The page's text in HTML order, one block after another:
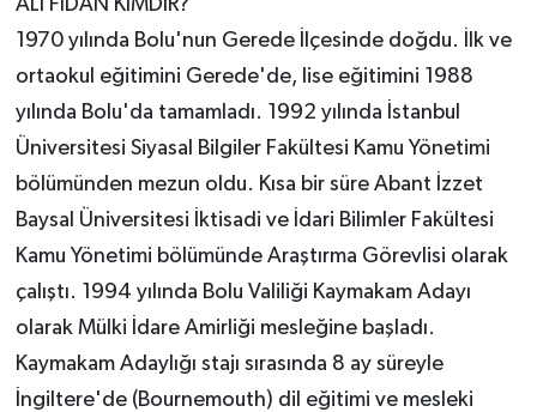
ALİ FİDAN KİMDİR?
1970 yılında Bolu'nun Gerede İlçesinde doğdu. İlk ve
ortaokul eğitimini Gerede'de, lise eğitimini 1988
yılında Bolu'da tamamladı. 1992 yılında İstanbul
Üniversitesi Siyasal Bilgiler Fakültesi Kamu Yönetimi
bölümünden mezun oldu. Kısa bir süre Abant İzzet
Baysal Üniversitesi İktisadi ve İdari Bilimler Fakültesi
Kamu Yönetimi bölümünde Araştırma Görevlisi olarak
çalıştı. 1994 yılında Bolu Valiliği Kaymakam Adayı
olarak Mülki İdare Amirliği mesleğine başladı.
Kaymakam Adaylığı stajı sırasında 8 ay süreyle
İngiltere'de (Bournemouth) dil eğitimi ve mesleki